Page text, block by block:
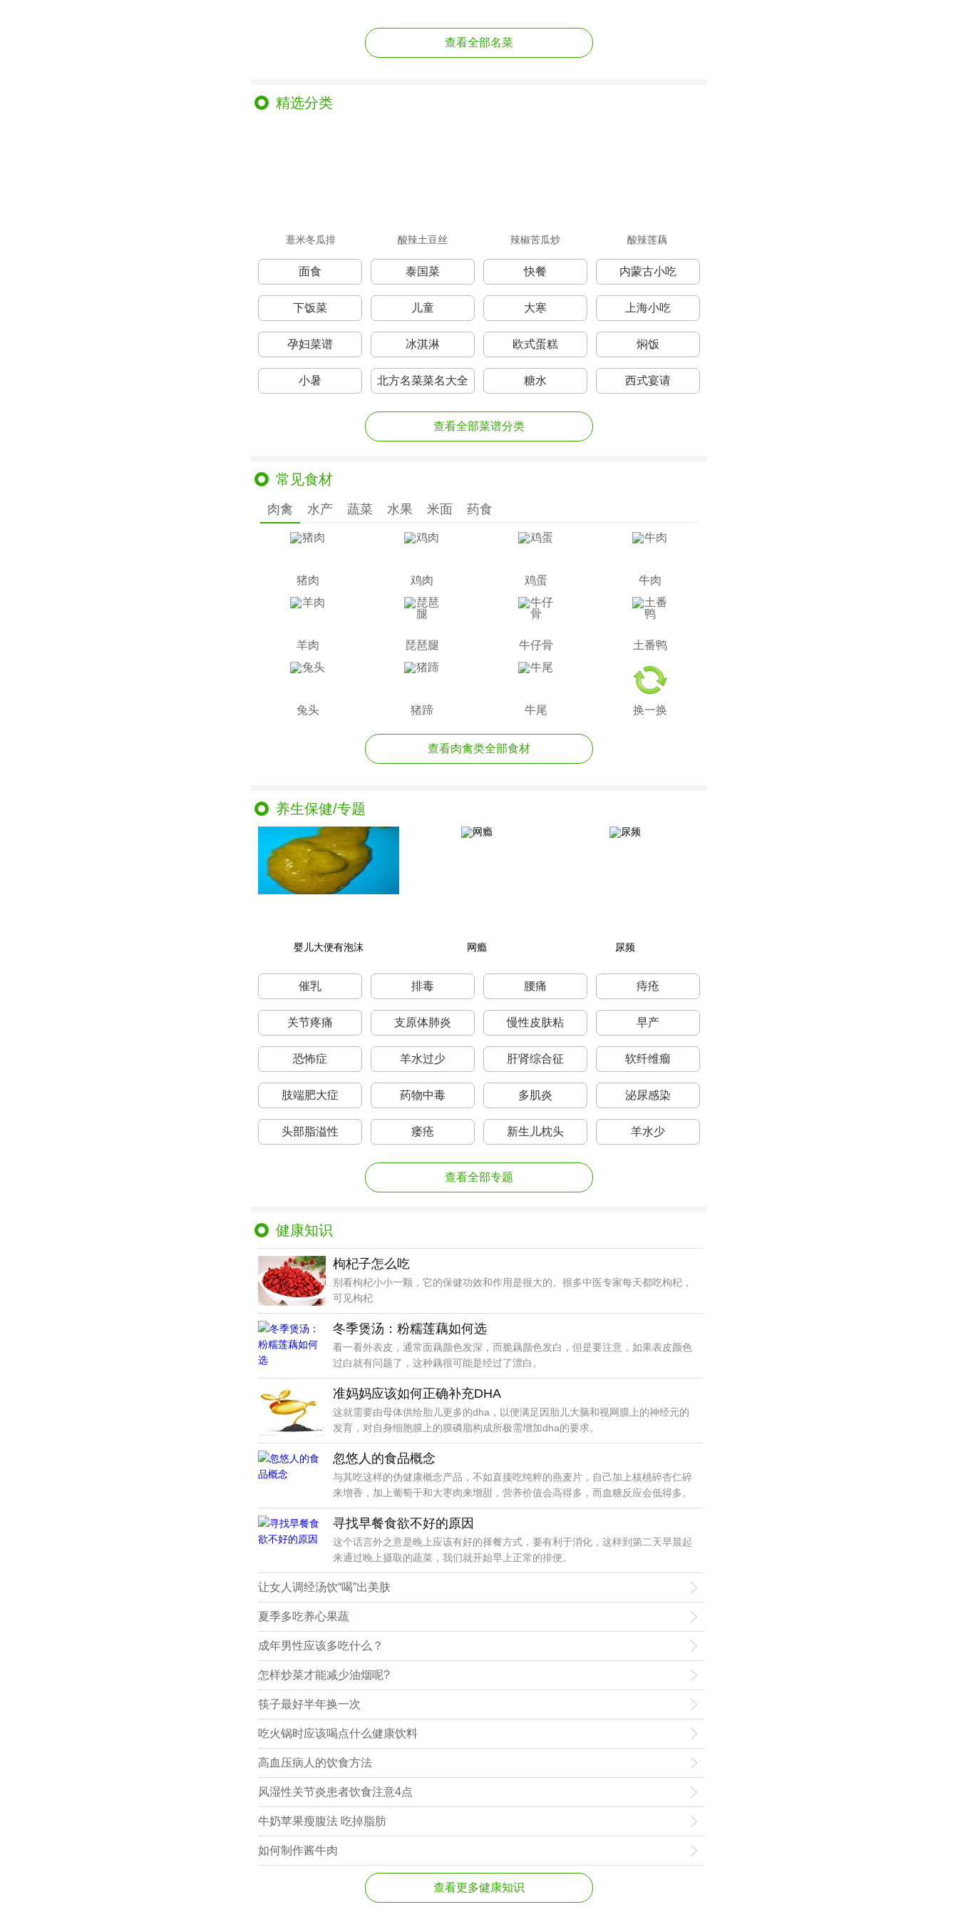
查看全部名菜
精选分类
薏米冬瓜排 酸辣土豆丝 辣椒苦瓜炒 酸辣莲藕
面食 泰国菜 快餐 内蒙古小吃
下饭菜 儿童 大寒 上海小吃
孕妇菜谱 冰淇淋 欧式蛋糕 焖饭
小暑 北方名菜菜名大全 糖水 西式宴请
查看全部菜谱分类
常见食材
肉禽 水产 蔬菜 水果 米面 药食
猪肉 鸡肉 鸡蛋 牛肉
羊肉 琵琶腿 牛仔骨 土番鸭
兔头 猪蹄 牛尾 换一换
查看肉禽类全部食材
养生保健/专题
婴儿大便有泡沫 网瘾 尿频
催乳 排毒 腰痛 痔疮
关节疼痛 支原体肺炎 慢性皮肤粘 早产
恐怖症 羊水过少 肝肾综合征 软纤维瘤
肢端肥大症 药物中毒 多肌炎 泌尿感染
头部脂溢性 瘘疮 新生儿枕头 羊水少
查看全部专题
健康知识
枸杞子怎么吃
别看枸杞小小一颗，它的保健功效和作用是很大的。很多中医专家每天都吃枸杞，
可见枸杞
冬季煲汤：粉糯莲藕如何选
看一看外表皮，通常面藕颜色发深，而脆藕颜色发白，但是要注意，如果表皮颜色
过白就有问题了，这种藕很可能是经过了漂白。
准妈妈应该如何正确补充DHA
这就需要由母体供给胎儿更多的dha，以便满足因胎儿大脑和视网膜上的神经元的
发育，对自身细胞膜上的膜磷脂构成所极需增加dha的要求。
忽悠人的食品概念
与其吃这样的伪健康概念产品，不如直接吃纯粹的燕麦片，自己加上核桃碎杏仁碎
来增香，加上葡萄干和大枣肉来增甜，营养价值会高得多，而血糖反应会低得多。
寻找早餐食欲不好的原因
这个话言外之意是晚上应该有好的择餐方式，要有利于消化，这样到第二天早晨起
来通过晚上摄取的蔬菜，我们就开始早上正常的排便。
让女人调经汤饮“喝”出美肤
夏季多吃养心果蔬
成年男性应该多吃什么？
怎样炒菜才能减少油烟呢?
筷子最好半年换一次
吃火锅时应该喝点什么健康饮料
高血压病人的饮食方法
风湿性关节炎患者饮食注意4点
牛奶苹果瘦腹法 吃掉脂肪
如何制作酱牛肉
查看更多健康知识